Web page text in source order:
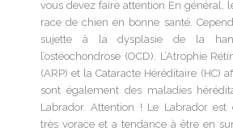
vous devez faire attention En général,
race de chien en bonne santé.
sujette à la dysplasie de la
l’ostéochondrose (OCD). L’Atrophie
(ARP) et la Cataracte Héréditaire (HC)
sont également des maladies
Labrador. Attention ! Le Labrador est
très vorace et a tendance à être en